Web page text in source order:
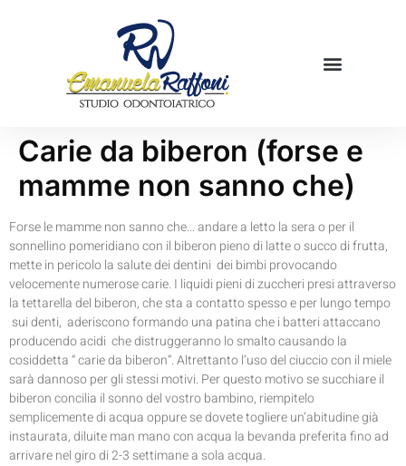
Carie da biberon (forse e
mamme non sanno che)
Forse le mamme non sanno che… andare a letto la sera o per il
sonnellino pomeridiano con il biberon pieno di latte o succo di frutta,
mette in pericolo la salute dei dentini dei bimbi provocando
velocemente numerose carie. I liquidi pieni di zuccheri presi attraverso
la tettarella del biberon, che sta a contatto spesso e per lungo tempo
sui denti, aderiscono formando una patina che i batteri attaccano
producendo acidi che distruggeranno lo smalto causando la
cosiddetta “ carie da biberon”. Altrettanto l’uso del ciuccio con il miele
sarà dannoso per gli stessi motivi. Per questo motivo se succhiare il
biberon concilia il sonno del vostro bambino, riempitelo
semplicemente di acqua oppure se dovete togliere un’abitudine già
instaurata, diluite man mano con acqua la bevanda preferita fino ad
arrivare nel giro di 2-3 settimane a sola acqua.